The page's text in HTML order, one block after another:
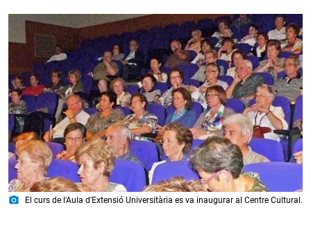
photo_camera El curs de l'Aula d'Extensió Universitària es va inaugurar al Centre Cultural.